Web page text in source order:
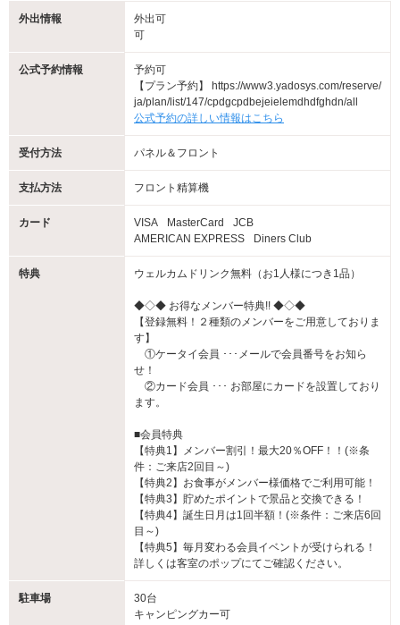
外出情報
外出可
可
公式予約情報
予約可
【プラン予約】 https://www3.yadosys.com/reserve/
ja/plan/list/147/cpdgcpdbejeielemdhdfghdn/all
公式予約の詳しい情報はこちら
受付方法 パネル＆フロント
支払方法 フロント精算機
カード VISA MasterCard
JCB
AMERICAN EXPRESS
Diners Club
特典 ウェルカムドリンク無料（お1人様につき1品）
◆◇◆ お得なメンバー特典!! ◆◇◆
【登録無料！２種類のメンバーをご用意しておりま
す】
①ケータイ会員 ･･･メールで会員番号をお知ら
せ！
②カード会員 ･･･ お部屋にカードを設置しており
ます。
■会員特典
【特典1】メンバー割引！最大20％OFF！！(※条
件：ご来店2回目～)
【特典2】お食事がメンバー様価格でご利用可能！
【特典3】貯めたポイントで景品と交換できる！
【特典4】誕生日月は1回半額！(※条件：ご来店6回
目～)
【特典5】毎月変わる会員イベントが受けられる！
詳しくは客室のポップにてご確認ください。
駐車場
30台
キャンピングカー可